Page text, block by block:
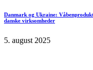
Danmark og Ukraine:
danske virksomheder
5. august 2025